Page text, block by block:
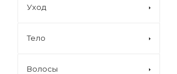
Уход
Тело
Волосы